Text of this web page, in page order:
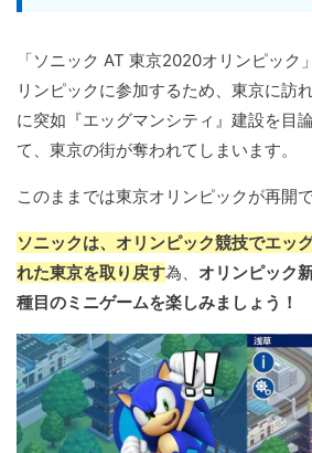
「ソニック AT 東京2020オリンピック
リンピックに参加するため、東京に訪
に突如『エッグマンシティ』建設を目
て、東京の街が奪われてしまいます。
このままでは東京オリンピックが再開で
ソニックは、オリンピック競技でエッ
れた東京を取り戻す為、 オリンピック
種目のミニゲームを楽しみましょう！